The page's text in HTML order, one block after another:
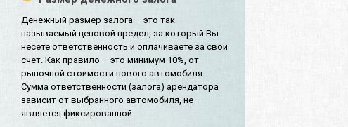
Денежный размер залога – это так
называемый ценовой предел, за который Вы
несете ответственность и оплачиваете за свой
счет. Как правило – это минимум 10%, от
рыночной стоимости нового автомобиля.
Сумма ответственности (залога) арендатора
зависит от выбранного автомобиля, не
является фиксированной.